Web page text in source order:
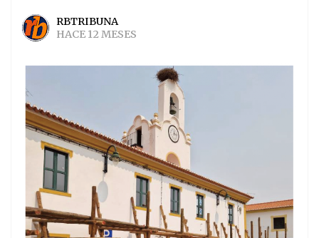
RBTRIBUNA
HACE 12 MESES